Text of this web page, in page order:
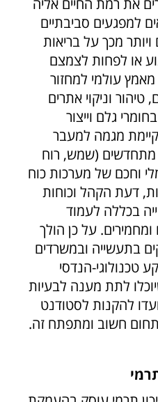
את רמת החיים אליה
למפגעים סביבתיים
מכך על בריאות
או לפחות לצמצם
עולמי למחזור
וניקוי אתרים
גלם וייצור
קיימת מגמה למעבר
מתחדשים (שמש, רוח
וחכם של מערכות כוח
דעת הקהל וכוחות
בכללה לעמוד
על כן הולך
בתעשייה ובמשרדים
טכנולוגי-הנדסי
לתת מענה לבעיות
להקנות לסטודנט
חשוב ומתפתח זה.